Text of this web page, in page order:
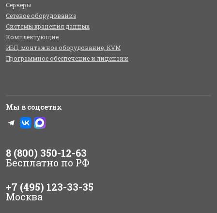
Серверы
Сетевое оборудование
Системы хранения данных
Комплектующие
ИБП, монтажное оборудование, KVM
Программное обеспечение и лицензии
Мы в соцсетях
8 (800) 350-12-63
Бесплатно по РФ
+7 (495) 123-33-35
Москва